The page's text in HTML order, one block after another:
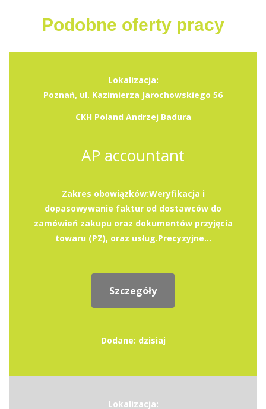
Podobne oferty pracy
Lokalizacja:
Poznań, ul. Kazimierza Jarochowskiego 56
CKH Poland Andrzej Badura
AP accountant
Zakres obowiązków:Weryfikacja i
dopasowywanie faktur od dostawców do
zamówień zakupu oraz dokumentów przyjęcia
towaru (PZ), oraz usług.Precyzyjne...
Szczegóły
Dodane: dzisiaj
Lokalizacja: